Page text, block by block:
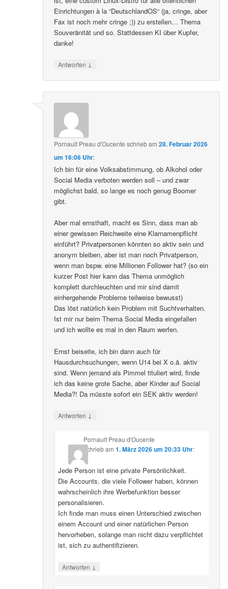
Einrichtungen à la “DeutschlandOS“ (ja, cringe, aber
Fax ist noch mehr cringe ;)) zu erstellen… Thema
Souveränität und so. Stattdessen KI über Kupfer,
danke!
Antworten ↓
Pornault Preau d'Oucente schriebam28. Februar 2026
um 16:06 Uhr:
Ich bin für eine Volksabstimmung, ob Alkohol oder
Social Media verboten werden soll – und zwar
möglichst bald, so lange es noch genug Boomer
gibt.
Aber mal ernsthaft, macht es Sinn, dass man ab
einer gewissen Reichweite eine Klarnamenpflicht
einführt? Privatpersonen könnten so aktiv sein und
anonym bleiben, aber ist man noch Privatperson,
wenn man bspw. eine Millionen Follower hat? (so ein
kurzer Post hier kann das Thema unmöglich
komplett durchleuchten und mir sind damit
einhergehende Probleme teilweise bewusst)
Das löst natürlich kein Problem mit Suchtverhalten.
Ist mir nur beim Thema Social Media eingefallen
und ich wollte es mal in den Raum werfen.
Ernst beiseite, ich bin dann auch für
Hausdurchsuchungen, wenn U14 bei X o.ä. aktiv
sind. Wenn jemand als Pimmel tituliert wird, finde
ich das keine grote Sache, aber Kinder auf Social
Media?! Da müsste sofort ein SEK aktiv werden!
Antworten ↓
Pornault Preau d'Oucente
schriebam 1. März 2026 um 20:33 Uhr:
Jede Person ist eine private Persönlichkeit.
Die Accounts, die viele Follower haben, können
wahrscheinlich ihre Werbefunktion besser
personalisieren.
Ich finde man muss einen Unterschied zwischen
einem Account und einer natürlichen Person
hervorheben, solange man nicht dazu verpflichtet
ist, sich zu authentifizieren.
Antworten ↓